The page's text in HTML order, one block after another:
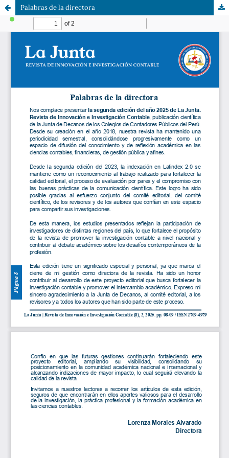
Palabras de la directora